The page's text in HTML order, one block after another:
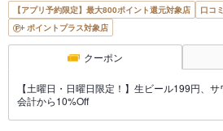
【アプリ予約限定】最大800ポイント還元対象店
口コ
ポイントプラス対象店
クーポン
【土曜日・日曜日限定！】生ビール199円、
会計から10%Off